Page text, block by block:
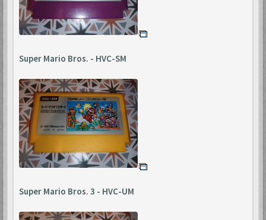
Super Mario Bros. - HVC-SM
Super Mario Bros. 3 - HVC-UM